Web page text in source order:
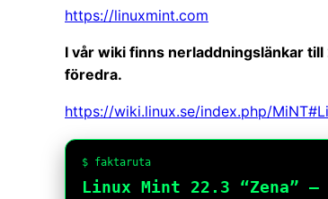
https://linuxmint.com
I vår wiki finns nerladdningslänkar
föredra.
https://wiki.linux.se/index.php/
$ faktaruta
Linux Mint 22.3 “Zena”